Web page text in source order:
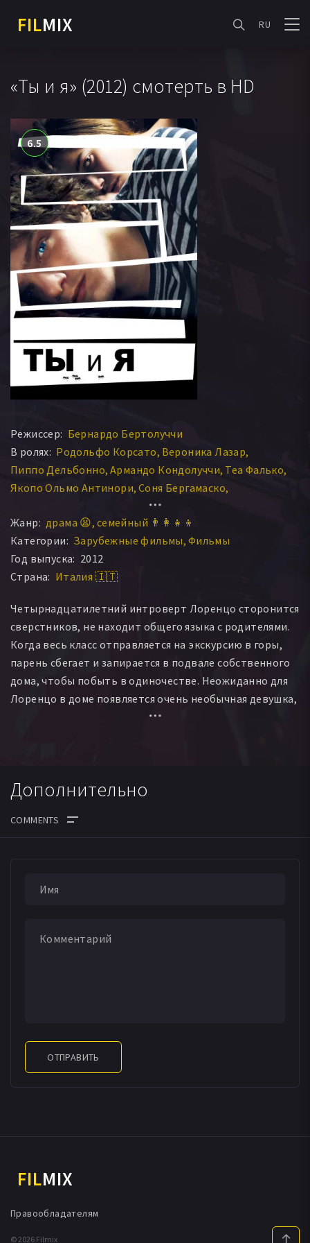
FILMIX RU
«Ты и я» (2012) смотерть в HD
6.5
Режиссер: Бернардо Бертолуччи
В ролях: Родольфо Корсато Вероника Лазар
Пиппо Дельбонно Армандо Кондолуччи Теа Фалько
Якопо Ольмо Антинори Соня Бергамаско
Michelangelo Ciminale
Франческа Де Мартини Алессандра Ванци
Gabriele Dentoni Антонио Этци Кристина Онори
Джон Пол Росси
Жанр: драма 😫 семейный 👨‍👩‍👧‍👦
Категории: Зарубежные фильмы Фильмы
Год выпуска: 2012
Страна: Италия 🇮🇹
Четырнадцатилетний интроверт Лоренцо сторонится
сверстников, не находит общего языка с родителями.
Когда весь класс отправляется на экскурсию в горы,
парень сбегает и запирается в подвале собственного
дома, чтобы побыть в одиночестве. Неожиданно для
Лоренцо в доме появляется очень необычная девушка,
которая загадочным образом оказывается связанной с
Дополнительно
ОТПРАВИТЬ
FILMIX
© 2026 Filmix
Правообладателям